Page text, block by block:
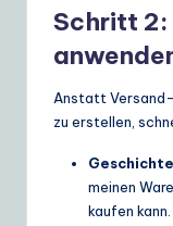
Schritt 2:
Anstatt
zu erstellen,
Geschichte
meinen
kaufen kann.